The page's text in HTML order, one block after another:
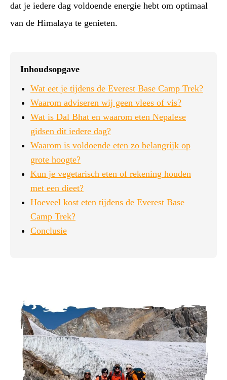
dat je iedere dag voldoende energie hebt om optimaal
van de Himalaya te genieten.
Inhoudsopgave
Wat eet je tijdens de Everest Base Camp Trek?
Waarom adviseren wij geen vlees of vis?
Wat is Dal Bhat en waarom eten Nepalese
gidsen dit iedere dag?
Waarom is voldoende eten zo belangrijk op
grote hoogte?
Kun je vegetarisch eten of rekening houden
met een dieet?
Hoeveel kost eten tijdens de Everest Base
Camp Trek?
Conclusie